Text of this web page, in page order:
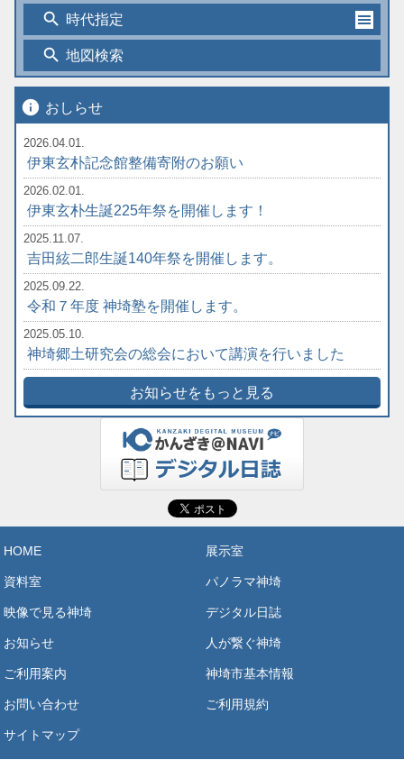
search 時代指定
search 地図検索
info おしらせ
2026.04.01.
伊東玄朴記念館整備寄附のお願い
2026.02.01.
伊東玄朴生誕225年祭を開催します！
2025.11.07.
吉田絃二郎生誕140年祭を開催します。
2025.09.22.
令和７年度 神埼塾を開催します。
2025.05.10.
神埼郷土研究会の総会において講演を行いました
お知らせをもっと見る
HOME 展示室
資料室 パノラマ神埼
映像で見る神埼 デジタル日誌
お知らせ 人が繋ぐ神埼
ご利用案内 神埼市基本情報
お問い合わせ ご利用規約
サイトマップ